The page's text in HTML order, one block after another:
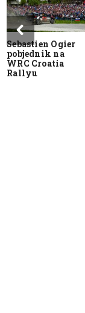
Sebastien Ogier
pobjednik na
WRC Croatia
Rallyu